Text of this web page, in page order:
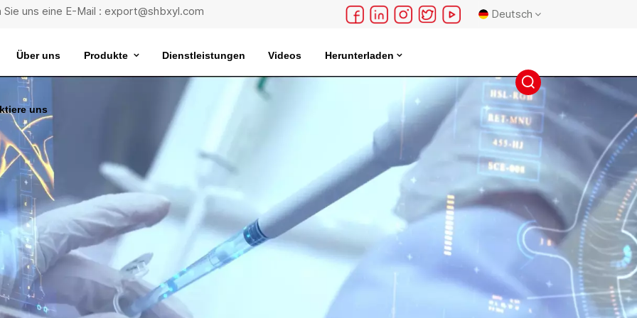
Sie uns eine E-Mail : export@shbxyl.com Deutsch
English
français
русский
español
português
日本語
Über uns Produkte Dienstleistungen Videos Herunterladen
uns